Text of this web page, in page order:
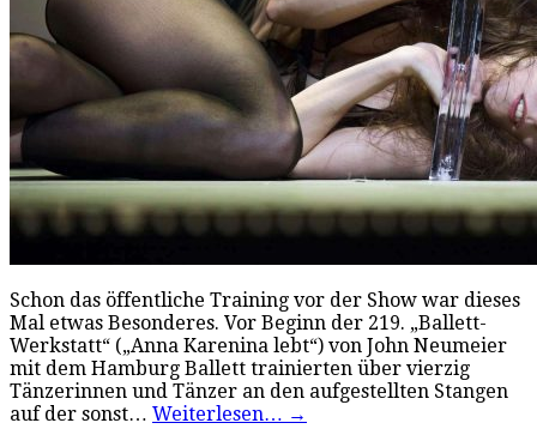
Schon das öffentliche Training vor der Show war dieses
Mal etwas Besonderes. Vor Beginn der 219. „Ballett-
Werkstatt“ („Anna Karenina lebt“) von John Neumeier
mit dem Hamburg Ballett trainierten über vierzig
Tänzerinnen und Tänzer an den aufgestellten Stangen
auf der sonst… Weiterlesen… →